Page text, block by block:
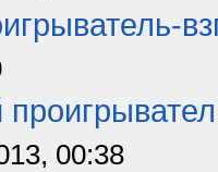
00:38